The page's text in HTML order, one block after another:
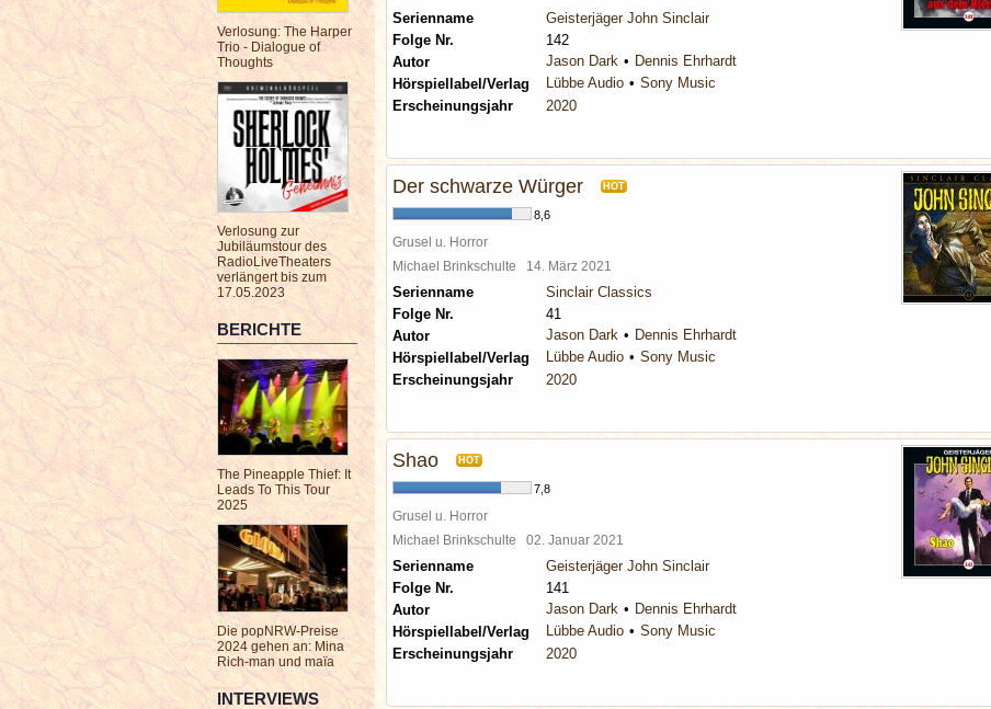
Verlosung: The Harper
Trio - Dialogue of
Thoughts
Verlosung zur
Jubiläumstour des
RadioLiveTheaters
verlängert bis zum
17.05.2023
BERICHTE
The Pineapple Thief: It
Leads To This Tour
2025
Die popNRW-Preise
2024 gehen an: Mina
Rich-man und maïa
INTERVIEWS
Serienname
Geisterjäger John Sinclair
Folge Nr.
142
Autor
Jason Dark
Dennis Ehrhardt
Hörspiellabel/Verlag
Lübbe Audio
Sony Music
Erscheinungsjahr
2020
Der schwarze Würger HOT
8,6
Grusel u. Horror
Michael Brinkschulte 14. März 2021
Serienname
Sinclair Classics
Folge Nr.
41
Autor
Jason Dark
Dennis Ehrhardt
Hörspiellabel/Verlag
Lübbe Audio
Sony Music
Erscheinungsjahr
2020
Shao HOT
7,8
Grusel u. Horror
Michael Brinkschulte 02. Januar 2021
Serienname
Geisterjäger John Sinclair
Folge Nr.
141
Autor
Jason Dark
Dennis Ehrhardt
Hörspiellabel/Verlag
Lübbe Audio
Sony Music
Erscheinungsjahr
2020